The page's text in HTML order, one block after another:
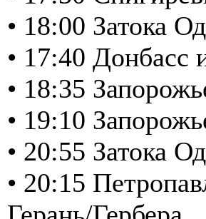
• 18:00 Затока
• 17:40
• 18:35
• 19:10
• 20:55 Затока
• 20:15